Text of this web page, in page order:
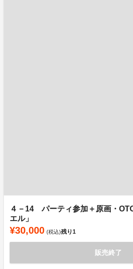
４－14 パーティ参加＋原画・
エル」
¥30,000 (税込)残り1
販売終了